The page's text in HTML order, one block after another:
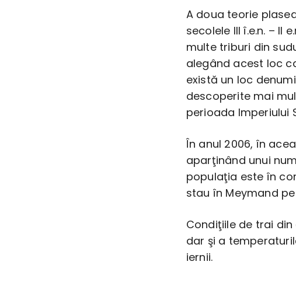
A doua teorie
secolele III î.e.n. – II
multe triburi din
alegând acest loc
există un loc
descoperite mai
perioada Imperiului
În anul 2006, în
aparţinând unui
populaţia este în
stau în Meymand
Condiţiile de trai
dar şi a
iernii.